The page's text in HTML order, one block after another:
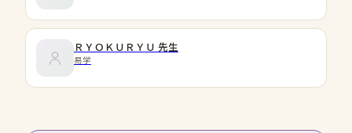
ＲＹＯＫＵＲＹＵ 先生
易学